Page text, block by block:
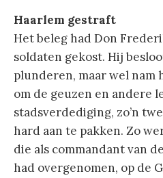
Haarlem gestraft
Het beleg had Don
soldaten gekost. Hij
plunderen, maar wel nam
om de geuzen en andere
stadsverdediging, zo’n
hard aan te pakken. Zo
die als commandant van
had overgenomen, op de